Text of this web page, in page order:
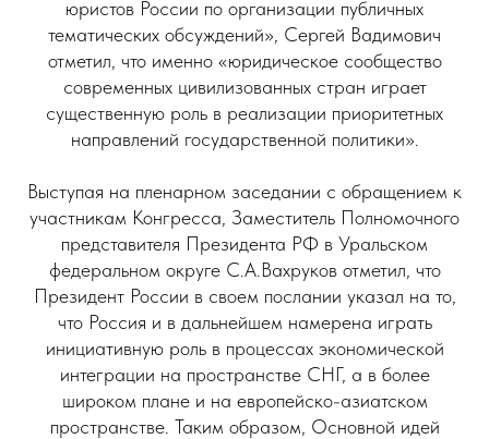
юристов России по организации публичных
тематических обсуждений», Сергей Вадимович
отметил, что именно «юридическое сообщество
современных цивилизованных стран играет
существенную роль в реализации приоритетных
направлений государственной политики».
Выступая на пленарном заседании с обращением к
участникам Конгресса, Заместитель Полномочного
представителя Президента РФ в Уральском
федеральном округе С.А.Вахруков отметил, что
Президент России в своем послании указал на то,
что Россия и в дальнейшем намерена играть
инициативную роль в процессах экономической
интеграции на пространстве СНГ, а в более
широком плане и на европейско-азиатском
пространстве. Таким образом, Основной идей